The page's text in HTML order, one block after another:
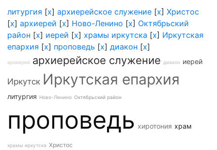
литургия [x] архиерейское служение [x] Христос
[x] архиерей [x] Ново-Ленино [x] Октябрьский
район [x] иерей [x] храмы иркутска [x] Иркутская
епархия [x] проповедь [x] диакон [x]
архиерей архиерейское служение диакон иерей
Иркутск Иркутская епархия
литургия Ново-Ленино Октябрьский район
проповедь хиротония храм
храмы иркутска Христос